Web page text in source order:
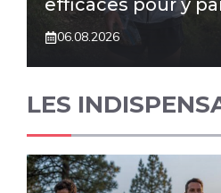
efficaces pour y
06.08.2026
LES